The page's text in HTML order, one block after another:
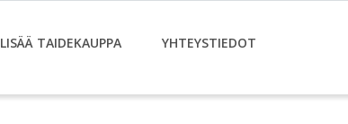
LISÄÄ TAIDEKAUPPA YHTEYSTIEDOT